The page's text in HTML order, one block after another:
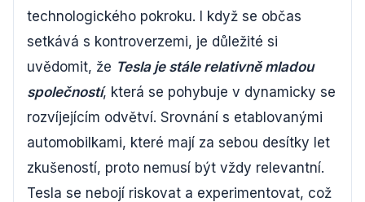
technologického pokroku. I když se občas
setkává s kontroverzemi, je důležité si
uvědomit, že Tesla je stále relativně mladou
společností, která se pohybuje v dynamicky se
rozvíjejícím odvětví. Srovnání s etablovanými
automobilkami, které mají za sebou desítky let
zkušeností, proto nemusí být vždy relevantní.
Tesla se nebojí riskovat a experimentovat, což